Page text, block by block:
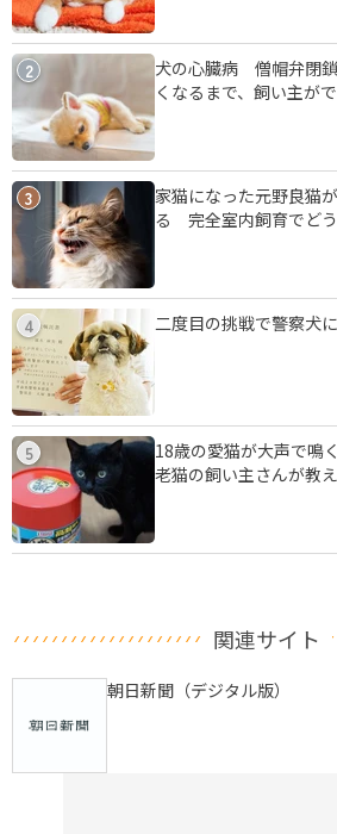
2
犬の心臓病 僧帽弁閉
くなるまで、飼い主が
3
家猫になった元野良猫
る 完全室内飼育でど
4 二度目の挑戦で警察犬
5
18歳の愛猫が大声で鳴
老猫の飼い主さんが教
関連サイト
朝日新聞（デジタル版）